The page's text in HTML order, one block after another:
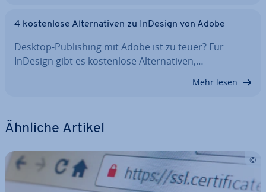
4 kos­ten­lo­se Al­ter­na­ti­ven zu InDesign von Adobe
Desktop-Pu­bli­shing mit Adobe ist zu teuer? Für
InDesign gibt es kos­ten­lo­se Al­ter­na­ti­ven,…
Mehr lesen
Ähnliche Artikel